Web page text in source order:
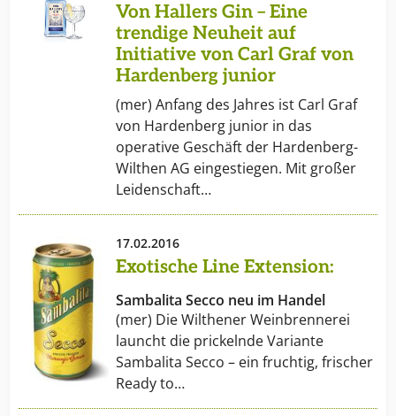
Von Hallers Gin – Eine
trendige Neuheit auf
Initiative von Carl Graf von
Hardenberg junior
(mer) Anfang des Jahres ist Carl Graf
von Hardenberg junior in das
operative Geschäft der Hardenberg-
Wilthen AG eingestiegen. Mit großer
Leidenschaft…
17.02.2016
Exotische Line Extension:
Sambalita Secco neu im Handel
(mer) Die Wilthener Weinbrennerei
launcht die prickelnde Variante
Sambalita Secco – ein fruchtig, frischer
Ready to…